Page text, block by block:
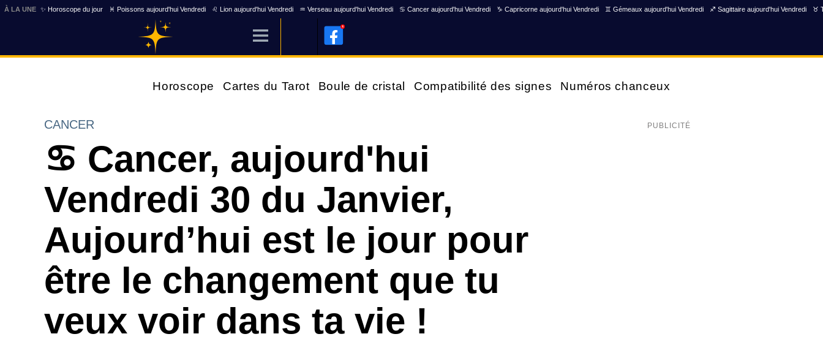
À LA UNE ✨ Horoscope du jour ♓ Poissons aujourd'hui Vendredi ♌ Lion aujourd'hui Vendredi ♒ Verseau aujourd'hui Vendredi ♋ Cancer aujourd'hui Vendredi ♑ Capricorne aujourd'hui Vendredi ♊ Gémeaux aujourd'hui Vendredi ♐ Sagittaire aujourd'hui Vendredi ♉
Horoscope Cartes du Tarot Boule de cristal Compatibilité des signes Numéros chanceux
CANCER
♋ Cancer, aujourd'hui
Vendredi 30 du Janvier,
Aujourd’hui est le jour pour
être le changement que tu
veux voir dans ta vie !